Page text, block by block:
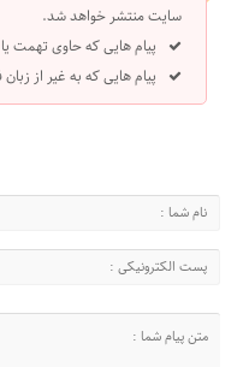
سایت منتشر خواهد شد.
پیام هایی که حاوی تهمت
پیام هایی که به غیر از